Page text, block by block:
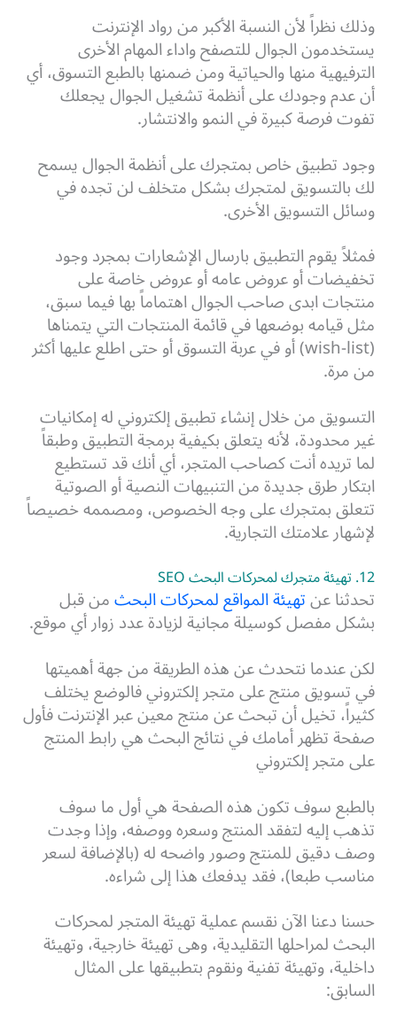
وذلك نظراً لأن النسبة الأكبر من رواد الإنترنت
يستخدمون الجوال للتصفح واداء المهام الأخرى
الترفيهية منها والحياتية ومن ضمنها بالطبع التسوق، أي
أن عدم وجودك على أنظمة تشغيل الجوال يجعلك
تفوت فرصة كبيرة في النمو والانتشار.
وجود تطبيق خاص بمتجرك على أنظمة الجوال يسمح
لك بالتسويق لمتجرك بشكل متخلف لن تجده في
وسائل التسويق الأخرى.
فمثلاً يقوم التطبيق بارسال الإشعارات بمجرد وجود
تخفيضات أو عروض عامه أو عروض خاصة على
منتجات ابدى صاحب الجوال اهتماماً بها فيما سبق،
مثل قيامه بوضعها في قائمة المنتجات التي يتمناها
(wish-list) أو في عربة التسوق أو حتى اطلع عليها أكثر
من مرة.
التسويق من خلال إنشاء تطبيق إلكتروني له إمكانيات
غير محدودة، لأنه يتعلق بكيفية برمجة التطبيق وطبقاً
لما تريده أنت كصاحب المتجر، أي أنك قد تستطيع
ابتكار طرق جديدة من التنبيهات النصية أو الصوتية
تتعلق بمتجرك على وجه الخصوص، ومصممه خصيصاً
لإشهار علامتك التجارية.
12. تهيئة متجرك لمحركات البحث SEO
تحدثنا عنتهيئة المواقع لمحركات البحثمن قبل
بشكل مفصل كوسيلة مجانية لزيادة عدد زوار أي موقع.
لكن عندما نتحدث عن هذه الطريقة من جهة أهميتها
في تسويق منتج على متجر إلكتروني فالوضع يختلف
كثيراً، تخيل أن تبحث عن منتج معين عبر الإنترنت فأول
صفحة تظهر أمامك في نتائج البحث هي رابط المنتج
على متجر إلكتروني
بالطبع سوف تكون هذه الصفحة هي أول ما سوف
تذهب إليه لتفقد المنتج وسعره ووصفه، وإذا وجدت
وصف دقيق للمنتج وصور واضحه له (بالإضافة لسعر
مناسب طبعا)، فقد يدفعك هذا إلى شراءه.
حسنا دعنا الآن نقسم عملية تهيئة المتجر لمحركات
البحث لمراحلها التقليدية، وهى تهيئة خارجية، وتهيئة
داخلية، وتهيئة تفنية ونقوم بتطبيقها على المثال
السابق: